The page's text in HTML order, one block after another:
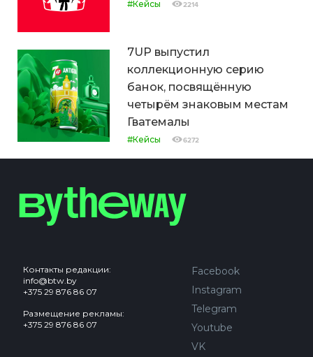
#Кейсы 2214
7UP выпустил
коллекционную серию
банок, посвящённую
четырём знаковым местам
Гватемалы
#Кейсы 6272
Контакты редакции:
info@btw.by
+375 29 876 86 07
Размещение рекламы:
+375 29 876 86 07
Facebook
Instagram
Telegram
Youtube
VK